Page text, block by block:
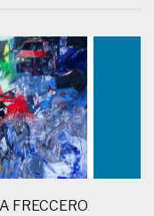
FRECCERO